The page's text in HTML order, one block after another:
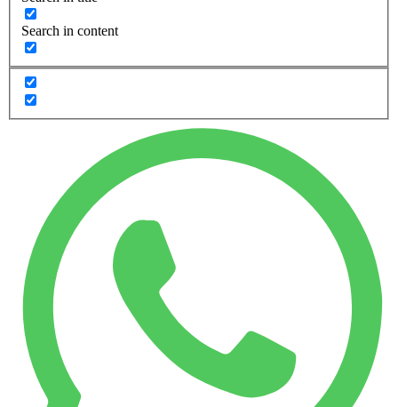
Search in content